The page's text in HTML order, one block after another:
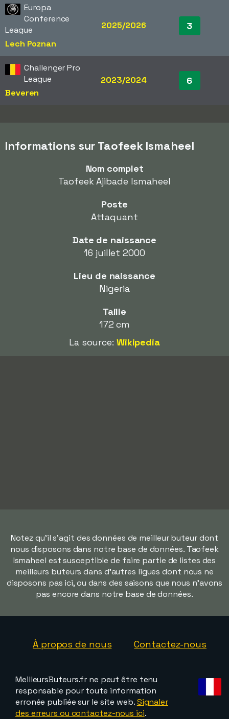
Europa
Conference
League
Lech Poznan
2025/2026 3
Challenger Pro
League
Beveren
2023/2024 6
Informations sur Taofeek Ismaheel
Nom complet
Taofeek Ajibade Ismaheel
Poste
Attaquant
Date de naissance
16 juillet 2000
Lieu de naissance
Nigeria
Taille
172 cm
La source: Wikipedia
Notez qu'il s'agit des données de meilleur buteur dont
nous disposons dans notre base de données. Taofeek
Ismaheel est susceptible de faire partie de listes des
meilleurs buteurs dans d'autres ligues dont nous ne
disposons pas ici, ou dans des saisons que nous n'avons
pas encore dans notre base de données.
À propos de nous Contactez-nous
MeilleursButeurs.fr ne peut être tenu
responsable pour toute information
erronée publiée sur le site web.Signaler
des erreurs ou contactez-nous ici.